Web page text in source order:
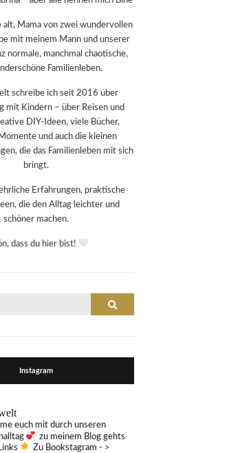
alt, Mama von zwei wundervollen
mit meinem Mann und unserer
normale, manchmal chaotische,
Familienleben.
schreibe ich seit 2016 über
mit Kindern – über Reisen und
DIY-Ideen, viele Bücher,
und auch die kleinen
die das Familienleben mit sich
bringt.
Erfahrungen, praktische
die den Alltag leichter und
schöner machen.
dass du hier bist!
Instagram
euch mit durch unseren
zu meinem Blog gehts
Zu Bookstagram - >